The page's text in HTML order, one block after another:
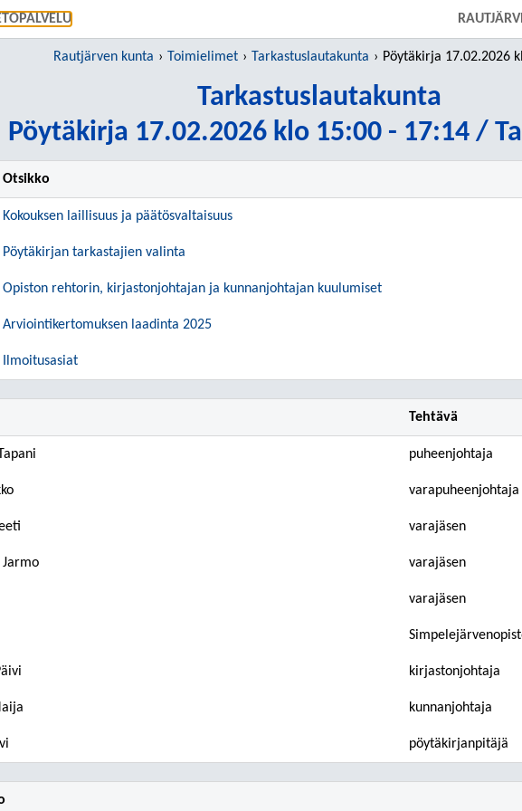
Rautjärven kunta Toimielimet Tarkastuslautakunta Pöytäkirja 17.02.2026 klo 15:00 -
Tarkastuslautakunta
Pöytäkirja 17.02.2026 klo 15:00 - 17:14 /
Otsikko
Kokouksen laillisuus ja päätösvaltaisuus
Pöytäkirjan tarkastajien valinta
Opiston rehtorin, kirjastonjohtajan ja kunnanjohtajan kuulumiset
Arviointikertomuksen laadinta 2025
Ilmoitusasiat
Tehtävä
puheenjohtaja
varapuheenjohtaja
varajäsen
Jarmo varajäsen
varajäsen
kirjastonjohtaja
kunnanjohtaja
pöytäkirjanpitäjä